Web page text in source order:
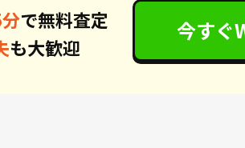
で無料査定
も大歓迎
今すぐ